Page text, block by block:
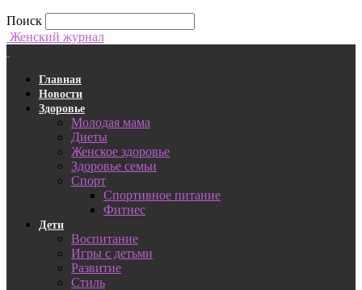
Поиск
Женский журнал
Главная
Новости
Здоровье
Молодая мама
Диеты
Женское здоровье
Здоровье семьи
Спорт
Спортивное питание
Фитнес
Дети
Воспитание
Игры с детьми
Развитие
Стиль